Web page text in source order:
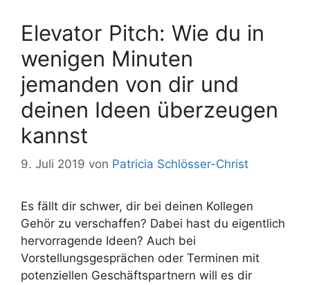
Elevator Pitch: Wie du in
wenigen Minuten
jemanden von dir und
deinen Ideen überzeugen
kannst
9. Juli 2019 von Patricia Schlösser-Christ
Es fällt dir schwer, dir bei deinen Kollegen
Gehör zu verschaffen? Dabei hast du eigentlich
hervorragende Ideen? Auch bei
Vorstellungsgesprächen oder Terminen mit
potenziellen Geschäftspartnern will es dir